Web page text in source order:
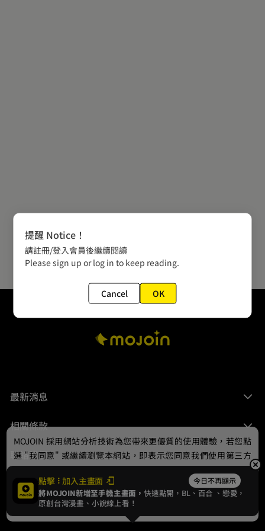
最新消息
相關條款
聯絡我們
© 2024 gamania Digital Entertainment Co., Ltd.
點擊 加入主畫面 今日不再顯示
將MOJOIN新增至手機主畫面，快速點開，BL、 百合 、戀愛，
原創台灣漫畫、小說線上看！
MOJOIN 採用網站分析技術為您帶來更優質的使用體驗，若您點
選 "我同意" 或繼續瀏覽本網站，即表示您同意我們使用第三方
Cookie，欲瞭解更多資訊請見隱私權政策。
我同意
提醒 Notice！
請註冊/登入會員後繼續閱讀
Please sign up or log in to keep reading.
Cancel OK